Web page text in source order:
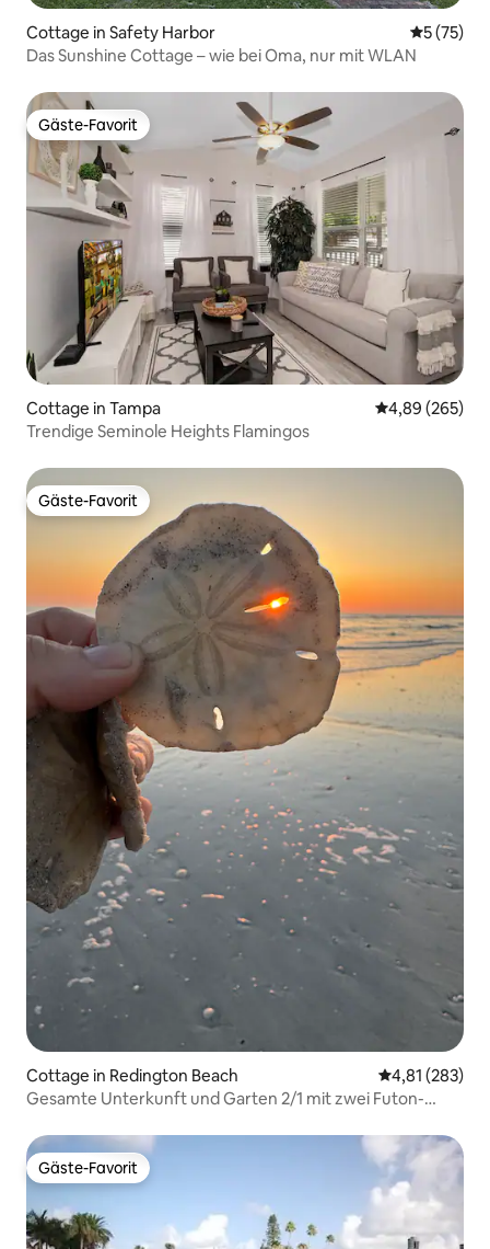
Cottage in Safety Harbor
5 (75)
Das Sunshine Cottage – wie bei Oma, nur mit WLAN
Gäste-Favorit
Gäste-Favorit
Cottage in Tampa
4,89 (265)
Trendige Seminole Heights Flamingos
Gäste-Favorit
Gäste-Favorit
Cottage in Redington Beach
4,81 (283)
Gesamte Unterkunft und Garten 2/1 mit zwei Futon-
Gäste-Favorit
Gäste-Favorit